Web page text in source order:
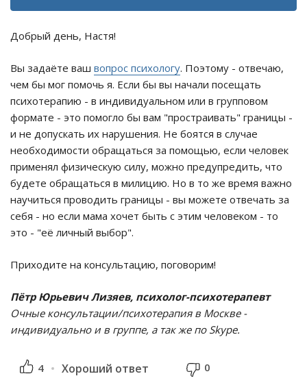
Добрый день, Настя!
Вы задаёте ваш вопрос психологу. Поэтому - отвечаю,
чем бы мог помочь я. Если бы вы начали посещать
психотерапию - в индивидуальном или в групповом
формате - это помогло бы вам "простраивать" границы -
и не допускать их нарушения. Не боятся в случае
необходимости обращаться за помощью, если человек
применял физическую силу, можно предупредить, что
будете обращаться в милицию. Но в то же время важно
научиться проводить границы - вы можете отвечать за
себя - но если мама хочет быть с этим человеком - то
это - "её личный выбор".
Приходите на консультацию, поговорим!
Пётр Юрьевич Лизяев, психолог-психотерапевт
Очные консультации/психотерапия в Москве -
индивидуально и в группе, а так же по Skype.
4 Хороший ответ 0